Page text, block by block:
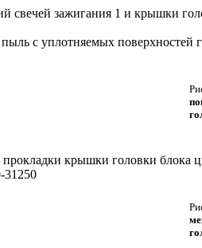
свечей зажигания 1 и крышки
с уплотняемых
крышки головки блока
31250